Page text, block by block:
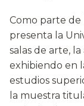
Como parte
presenta la
salas de arte,
exhibiendo en
estudios
la muestra